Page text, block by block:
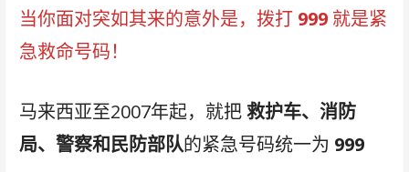
当你面对突如其来的意外是，拨打999 就是紧
急救命号码！
马来西亚至2007年起，就把救护车、消防
局、警察和民防部队的紧急号码统一为 999